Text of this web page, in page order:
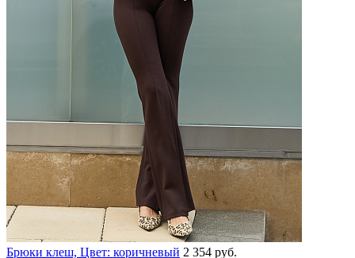
Брюки клеш, Цвет: коричневый 2 354 руб.